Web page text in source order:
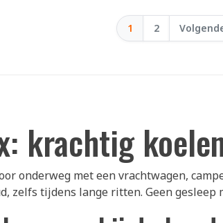
1 2
krachtig
onderweg met een vrachtwagen,
zelfs tijdens lange ritten. Geen gesleep